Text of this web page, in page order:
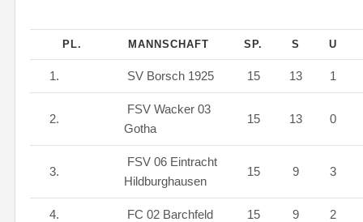
PL. MANNSCHAFT SP. S U
1. SV Borsch 1925 15 13 1
2.
FSV Wacker 03
Gotha
15 13 0
3.
FSV 06 Eintracht
Hildburghausen
15 9 3
4. FC 02 Barchfeld 15 9 2